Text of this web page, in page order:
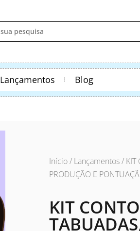
Lançamentos Blog
Início/ Lançamentos/ KIT
PRODUÇÃO E
KIT